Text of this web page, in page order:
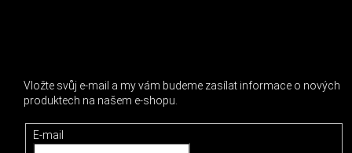
Vložte svůj e-mail a my vám budeme zasílat informace o nových
produktech na našem e-shopu.
E-mail